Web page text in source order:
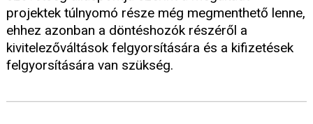
projektek túlnyomó része még megmenthető lenne,
ehhez azonban a döntéshozók részéről a
kivitelezőváltások felgyorsítására és a kifizetések
felgyorsítására van szükség.